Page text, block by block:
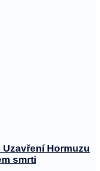
Hormuzu
smrti